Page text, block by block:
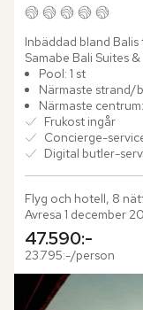
Inbäddad bland
Samabe Bali Suites
oceanens skimrande
Pool: 1 st
Närmaste strand/
Närmaste
Frukost ingår
Concierge-
Digital butler-
Flyg och hotell, 8
Avresa 1 december
47.590:-
23.795:-/person